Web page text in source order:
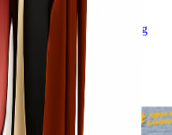
surabaya jakarta
trucking